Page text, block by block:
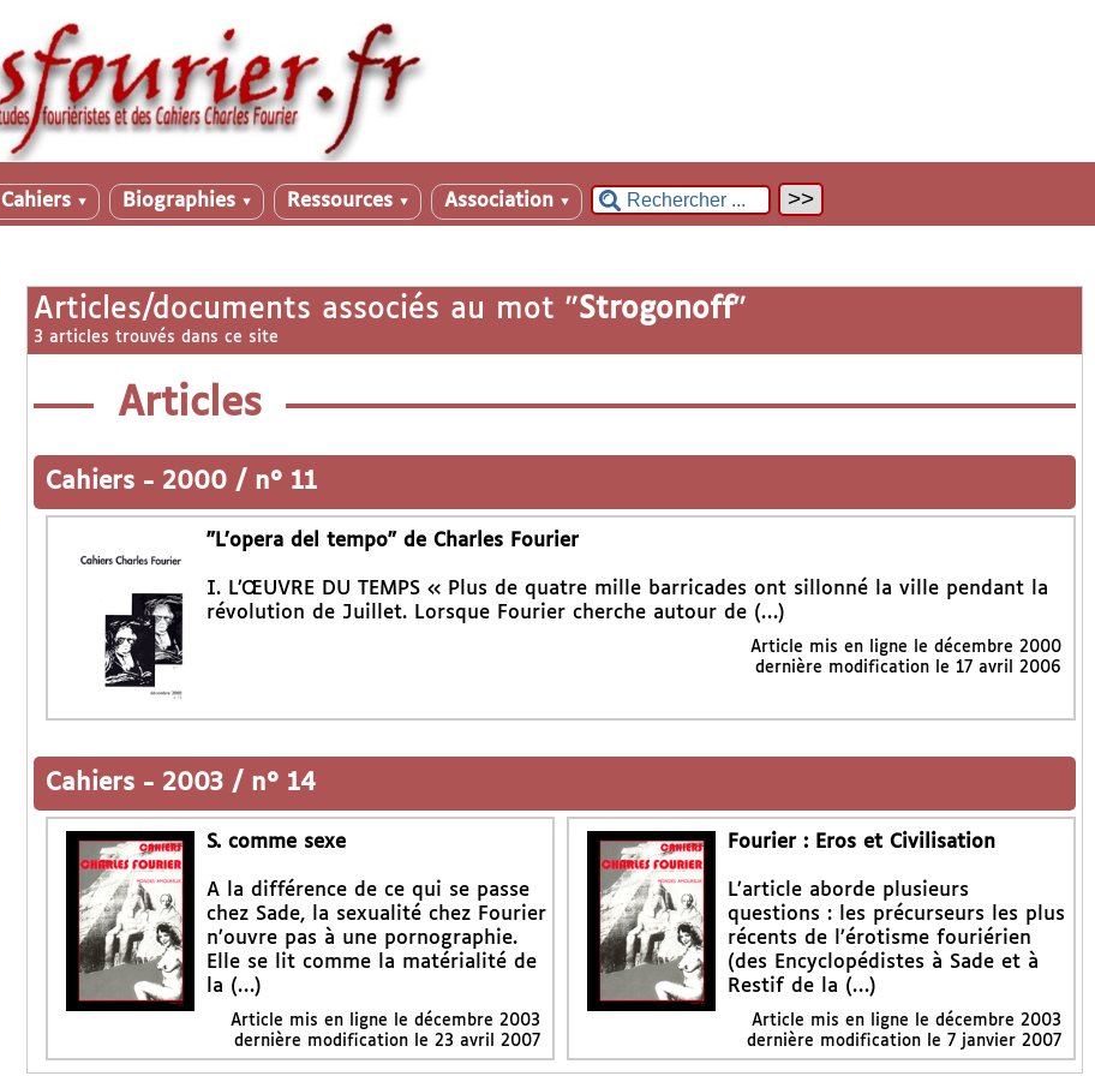
Cahiers ▼ Biographies ▼ Ressources ▼ Association ▼
Articles/documents associés au mot "Strogonoff"
3 articles trouvés dans ce site
Articles
Cahiers - 2000 / n° 11
"L’opera del tempo" de Charles Fourier
I. L’ŒUVRE DU TEMPS « Plus de quatre mille barricades ont sillonné la ville pendant la
révolution de Juillet. Lorsque Fourier cherche autour de (…)
Article mis en ligne le décembre 2000
dernière modification le 17 avril 2006
Cahiers - 2003 / n° 14
S. comme sexe
A la différence de ce qui se passe
chez Sade, la sexualité chez Fourier
n’ouvre pas à une pornographie.
Elle se lit comme la matérialité de
la (…)
Article mis en ligne le décembre 2003
dernière modification le 23 avril 2007
Fourier : Eros et Civilisation
L’article aborde plusieurs
questions : les précurseurs les plus
récents de l’érotisme fouriérien
(des Encyclopédistes à Sade et à
Restif de la (…)
Article mis en ligne ledécembre 2003
dernière modification le 7 janvier 2007